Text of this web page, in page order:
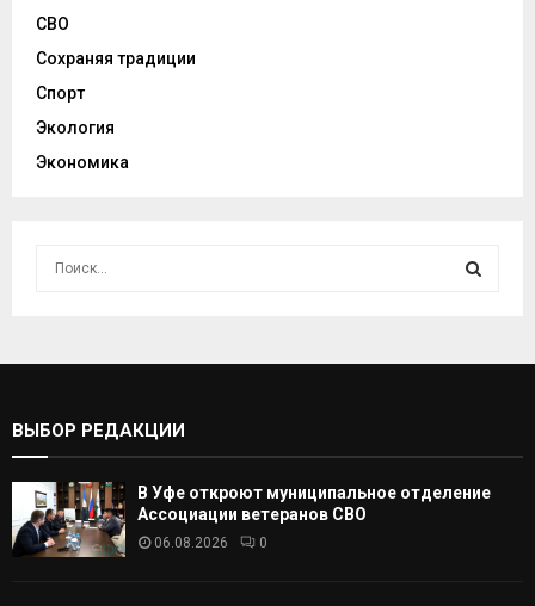
СВО
Сохраняя традиции
Спорт
Экология
Экономика
С
А
ВЫБОР РЕДАКЦИИ
В Уфе откроют муниципальное отделение
Ассоциации ветеранов СВО
06.08.2026 0